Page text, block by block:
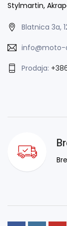
Stylmartin,
Blatnica 3a,
info@moto-
Prodaja: